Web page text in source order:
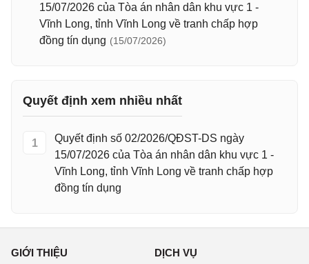
15/07/2026 của Tòa án nhân dân khu vực 1 -
Vĩnh Long, tỉnh Vĩnh Long về tranh chấp hợp
đồng tín dụng (15/07/2026)
Quyết định xem nhiều nhất
1
Quyết định số 02/2026/QĐST-DS ngày
15/07/2026 của Tòa án nhân dân khu vực 1 -
Vĩnh Long, tỉnh Vĩnh Long về tranh chấp hợp
đồng tín dụng
GIỚI THIỆU DỊCH VỤ